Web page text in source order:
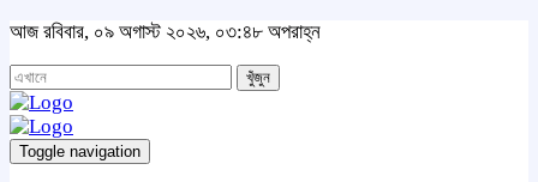
আজ রবিবার, ০৯ অগাস্ট ২০২৬, ০৩:৪৮ অপরাহ্ন
খুঁজুন
Toggle navigation